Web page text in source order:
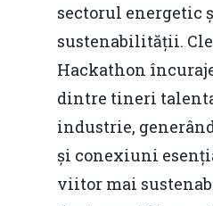
sectorul energetic
sustenabilității.
Hackathon
dintre tineri
industrie,
și conexiuni
viitor mai